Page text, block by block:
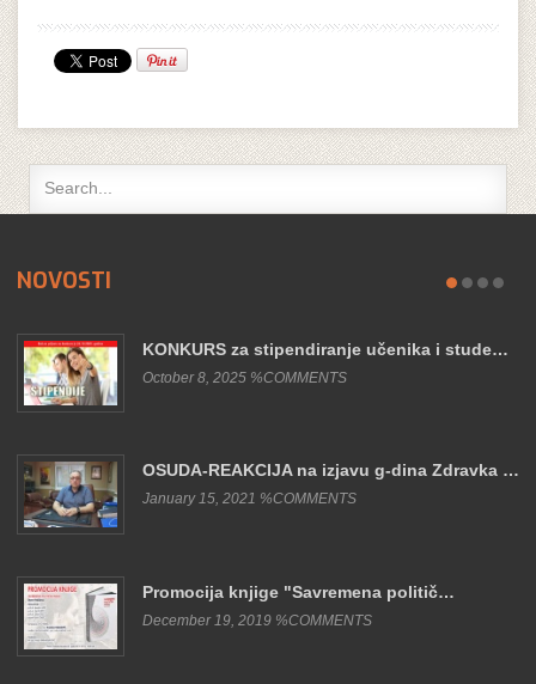
NOVOSTI
KONKURS za stipendiranje učenika i stude…
October 8, 2025 %COMMENTS
OSUDA-REAKCIJA na izjavu g-dina Zdravka …
January 15, 2021 %COMMENTS
Promocija knjige "Savremena politič…
December 19, 2019 %COMMENTS